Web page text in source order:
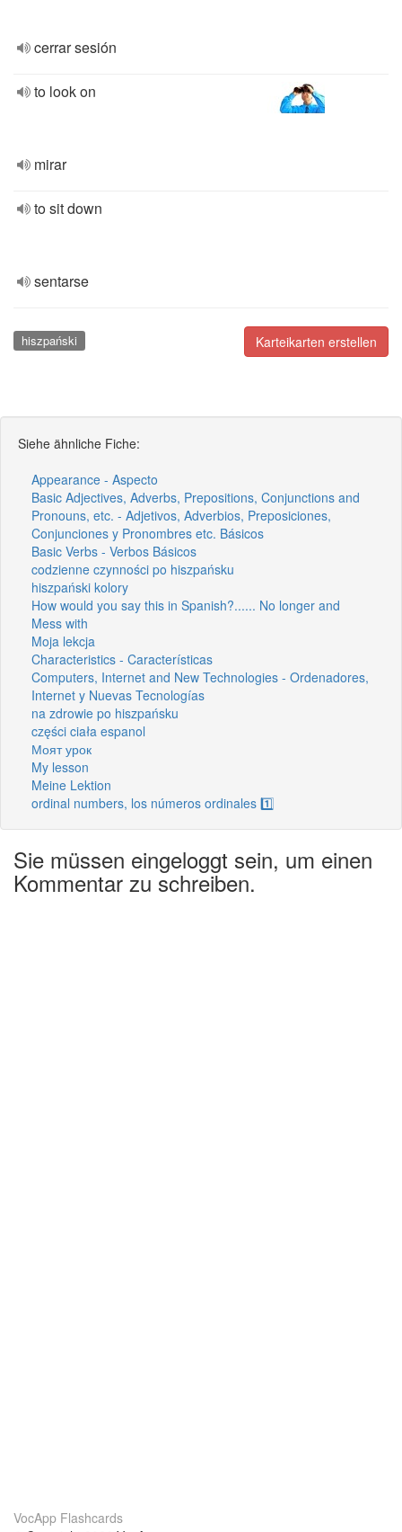
cerrar sesión
to look on
mirar
to sit down
sentarse
Karteikarten erstellen
hiszpański
Siehe ähnliche Fiche:
Appearance - Aspecto
Basic Adjectives, Adverbs, Prepositions, Conjunctions and
Pronouns, etc. - Adjetivos, Adverbios, Preposiciones,
Conjunciones y Pronombres etc. Básicos
Basic Verbs - Verbos Básicos
codzienne czynności po hiszpańsku
hiszpański kolory
How would you say this in Spanish?...... No longer and
Mess with
Moja lekcja
Characteristics - Características
Computers, Internet and New Technologies - Ordenadores,
Internet y Nuevas Tecnologías
na zdrowie po hiszpańsku
części ciała espanol
Моят урок
My lesson
Meine Lektion
ordinal numbers, los números ordinales 1️⃣
Sie müssen eingeloggt sein, um einen
Kommentar zu schreiben.
VocApp Flashcards